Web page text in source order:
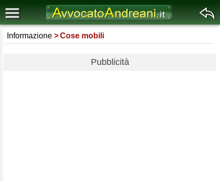
Informazione Cose mobili
Pubblicità